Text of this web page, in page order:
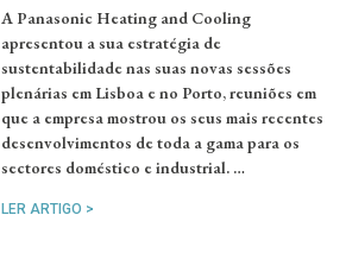
A Panasonic Heating and Cooling
apresentou a sua estratégia de
sustentabilidade nas suas novas sessões
plenárias em Lisboa e no Porto, reuniões em
que a empresa mostrou os seus mais recentes
desenvolvimentos de toda a gama para os
sectores doméstico e industrial. …
LER ARTIGO >